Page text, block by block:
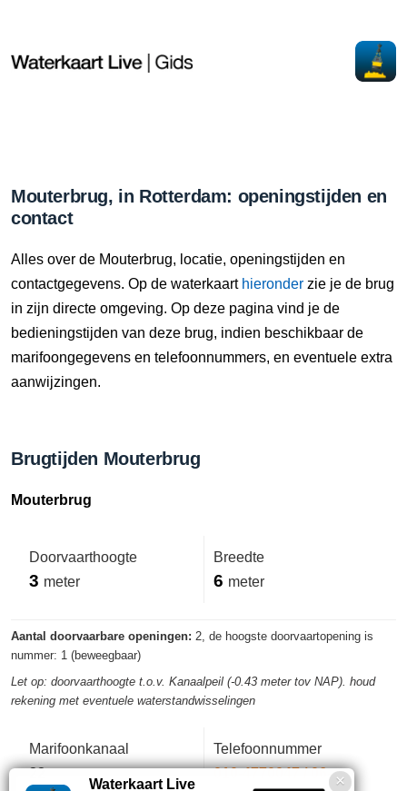
Mouterbrug, in Rotterdam: openingstijden en
contact
Alles over de Mouterbrug, locatie, openingstijden en
contactgegevens. Op de waterkaart hieronder zie je de brug
in zijn directe omgeving. Op deze pagina vind je de
bedieningstijden van deze brug, indien beschikbaar de
marifoongegevens en telefoonnummers, en eventuele extra
aanwijzingen.
Brugtijden Mouterbrug
Mouterbrug
Doorvaarthoogte
3 meter
Breedte
6 meter
Aantal doorvaarbare openingen: 2, de hoogste doorvaartopening is
nummer: 1 (beweegbaar)
Let op: doorvaarthoogte t.o.v. Kanaalpeil (-0.43 meter tov NAP). houd
rekening met eventuele waterstandwisselingen
Marifoonkanaal
22
Telefoonnummer
010-4770047 / 06-
Waterkaart Live